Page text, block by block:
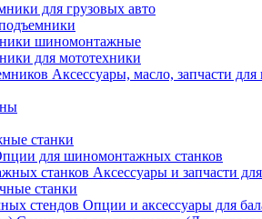
для грузовых авто
шиномонтажные
для мототехники
Аксессуары, масло, запчасти
станки
для шиномонтажных станков
Аксессуары и запчасти
станки
Опции и аксессуары для